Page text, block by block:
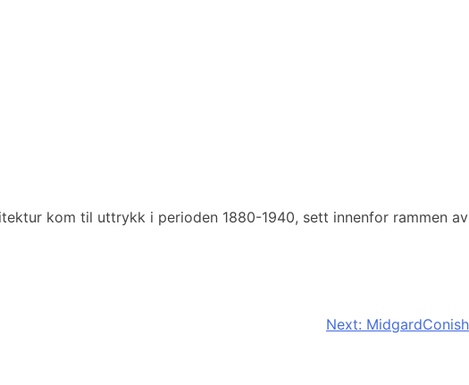
kom til uttrykk i perioden 1880-1940, sett innenfor rammen av
Next: MidgardConish